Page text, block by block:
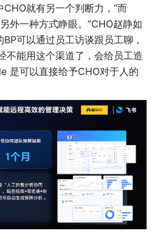
就有另一个判断力，“而
外一种方式睁眼。”CHO赵静如
可以通过员工访谈跟员工聊，
不能用这个渠道了，会给员工造
是可以直接给予CHO对于人的